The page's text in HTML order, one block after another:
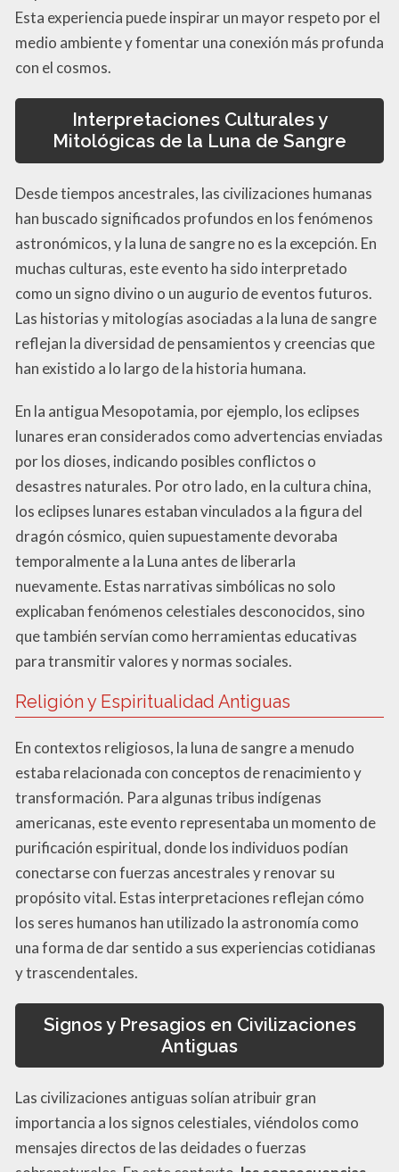
Esta experiencia puede inspirar un mayor respeto por el
medio ambiente y fomentar una conexión más profunda
con el cosmos.
Interpretaciones Culturales y
Mitológicas de la Luna de Sangre
Desde tiempos ancestrales, las civilizaciones humanas
han buscado significados profundos en los fenómenos
astronómicos, y la luna de sangre no es la excepción. En
muchas culturas, este evento ha sido interpretado
como un signo divino o un augurio de eventos futuros.
Las historias y mitologías asociadas a la luna de sangre
reflejan la diversidad de pensamientos y creencias que
han existido a lo largo de la historia humana.
En la antigua Mesopotamia, por ejemplo, los eclipses
lunares eran considerados como advertencias enviadas
por los dioses, indicando posibles conflictos o
desastres naturales. Por otro lado, en la cultura china,
los eclipses lunares estaban vinculados a la figura del
dragón cósmico, quien supuestamente devoraba
temporalmente a la Luna antes de liberarla
nuevamente. Estas narrativas simbólicas no solo
explicaban fenómenos celestiales desconocidos, sino
que también servían como herramientas educativas
para transmitir valores y normas sociales.
Religión y Espiritualidad Antiguas
En contextos religiosos, la luna de sangre a menudo
estaba relacionada con conceptos de renacimiento y
transformación. Para algunas tribus indígenas
americanas, este evento representaba un momento de
purificación espiritual, donde los individuos podían
conectarse con fuerzas ancestrales y renovar su
propósito vital. Estas interpretaciones reflejan cómo
los seres humanos han utilizado la astronomía como
una forma de dar sentido a sus experiencias cotidianas
y trascendentales.
Signos y Presagios en Civilizaciones
Antiguas
Las civilizaciones antiguas solían atribuir gran
importancia a los signos celestiales, viéndolos como
mensajes directos de las deidades o fuerzas